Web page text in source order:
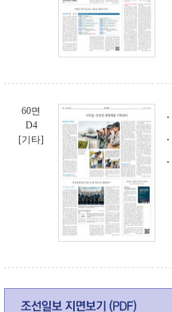
60면
D4
[기타]